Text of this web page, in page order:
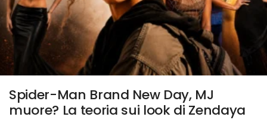
Spider-Man Brand New Day, MJ
muore? La teoria sui look di Zendaya